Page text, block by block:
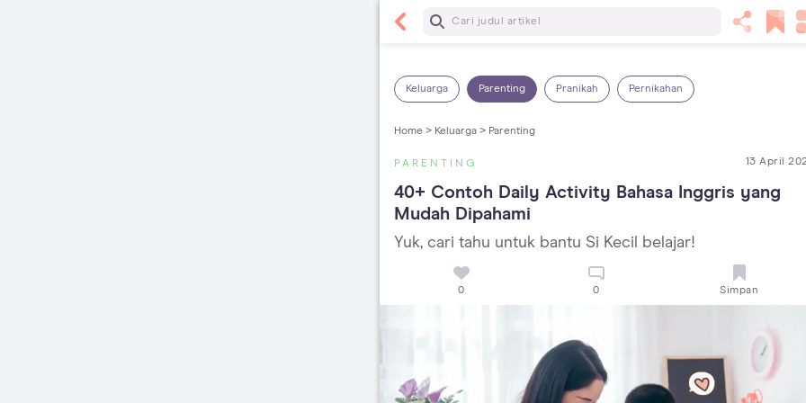
Baca Selanjutnya
Keluarga Parenting Pranikah Pernikahan
Home > Keluarga > Parenting
PARENTING 13 April
40+ Contoh Daily Activity Bahasa Inggris yang
Mudah Dipahami
Yuk, cari tahu untuk bantu Si Kecil belajar!
0 0 Simpan